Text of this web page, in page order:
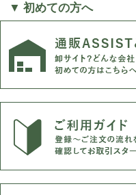
▼ 初めての方へ